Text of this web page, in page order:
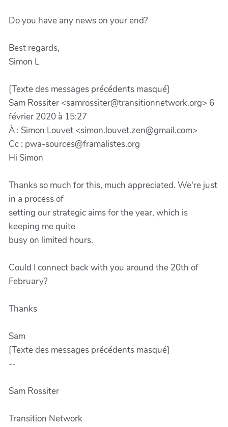
Do you have any news on your end?
Best regards,
Simon L
[Texte des messages précédents masqué]
Sam Rossiter <samrossiter@transitionnetwork.org> 6
février 2020 à 15:27
À : Simon Louvet <simon.louvet.zen@gmail.com>
Cc : pwa-sources@framalistes.org
Hi Simon
Thanks so much for this, much appreciated. We're just
in a process of
setting our strategic aims for the year, which is
keeping me quite
busy on limited hours.
Could I connect back with you around the 20th of
February?
Thanks
Sam
[Texte des messages précédents masqué]
--
Sam Rossiter
Transition Network